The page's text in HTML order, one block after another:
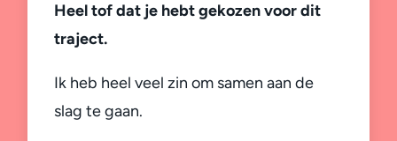
Heel tof dat je hebt gekozen voor dit
traject.
Ik heb heel veel zin om samen aan de
slag te gaan.